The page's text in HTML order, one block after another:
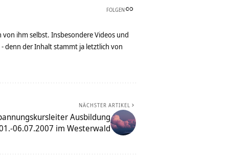
FOLGEN
ihm selbst. Insbesondere Videos und
denn der Inhalt stammt ja letztlich von
NÄCHSTER ARTIKEL
Ausbildung
06.07.2007 im Westerwald